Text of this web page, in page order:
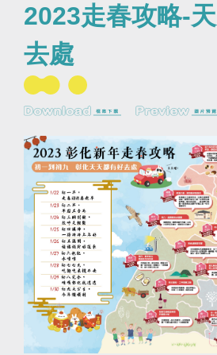
2023走春攻略-
去處